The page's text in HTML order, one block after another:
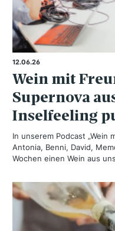
12.06.26
Wein mit
Supernova
Inselfeeling
In unserem Podcast „Wein
Antonia, Benni, David,
Wochen einen Wein aus